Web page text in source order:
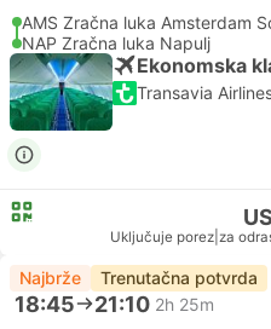
AMS Zračna luka Amsterdam
NAP Zračna luka Napulj
Ekonomska
Transavia
Uključuje porez za
Najbrže Trenutačna potvrda
18:45 21:10 2h 25m